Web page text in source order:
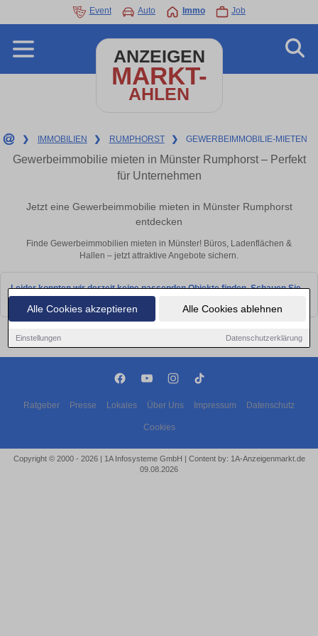
Alle Cookies akzeptieren Alle Cookies ablehnen
Einstellungen Datenschutzerklärung
Event Auto Immo Job
ANZEIGEN
MARKT-
AHLEN
❯ IMMOBILIEN ❯ RUMPHORST ❯ GEWERBEIMMOBILIE-MIETEN
Gewerbeimmobilie mieten in Münster Rumphorst – Perfekt
für Unternehmen
Jetzt eine Gewerbeimmobilie mieten in Münster Rumphorst
entdecken
Finde Gewerbeimmobilien mieten in Münster! Büros, Ladenflächen &
Hallen – jetzt attraktive Angebote sichern.
Leider konnten wir derzeit keine passenden Objekte finden. Schauen Sie
Ratgeber Presse Lokales Über Uns Impressum Datenschutz
Cookies
Copyright © 2000 - 2026 | 1A Infosysteme GmbH | Content by: 1A-Anzeigenmarkt.de
09.08.2026